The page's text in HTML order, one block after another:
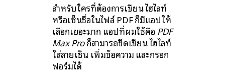
สำหรับใครที่ต้องการเขียน ไฮไลท์
หรือเซ็นชื่อในไฟล์ PDF ก็มีแอปให้
เลือกเยอะมาก แอปที่ผมใช้คือ PDF
Max Proก็สามารถขีดเขียน ไฮไลท์
ใส่ลายเซ็น เพิ่มข้อความ และกรอก
ฟอร์มได้